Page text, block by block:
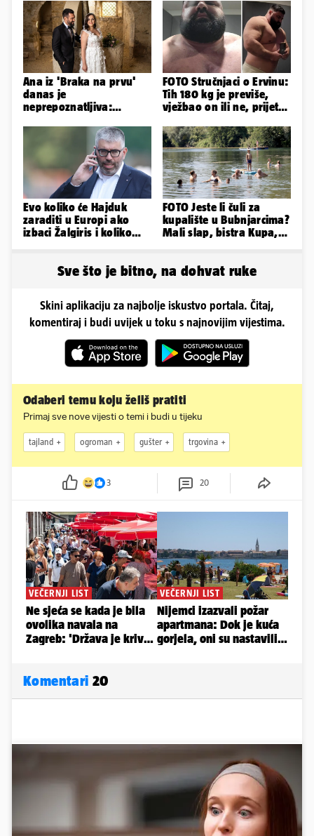
Ana iz 'Braka na prvu'
danas je
neprepoznatljiva:
ovako sad izgleda
FOTO Stručnjaci o Ervinu:
Tih 180 kg je previše,
vježbao on ili ne, prijete
Evo koliko će Hajduk
zaraditi u Europi ako
izbaci Žalgiris i koliko
FOTO Jeste li čuli za
kupalište u Bubnjarcima?
Mali slap, bistra Kupa,
Sve što je bitno, na dohvat ruke
Skini aplikaciju za najbolje iskustvo portala. Čitaj,
komentiraj i budi uvijek u toku s najnovijim vijestima.
Odaberi temu koju želiš pratiti
Primaj sve nove vijesti o temi i budi u tijeku
tajland ogroman gušter trgovina
3 20
Komentari 20